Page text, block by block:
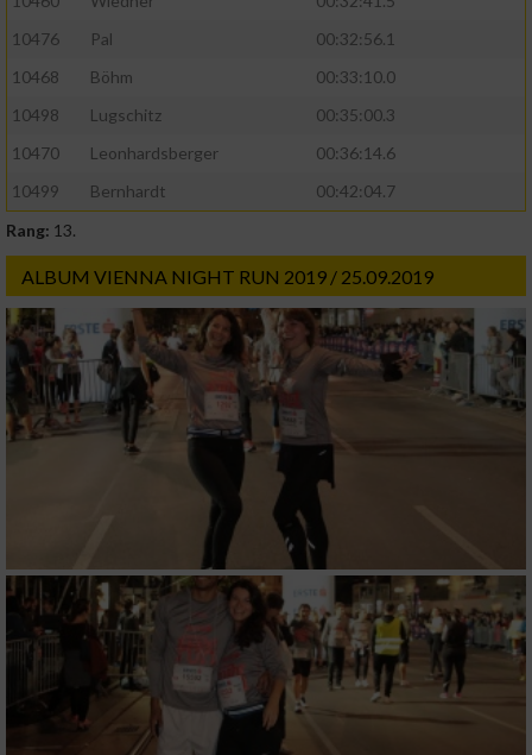
10476
Pal
00:32:56.1
10468
Böhm
00:33:10.0
10498
Lugschitz
00:35:00.3
10470
Leonhardsberger
00:36:14.6
10499
Bernhardt
00:42:04.7
Rang: 13.
ALBUM VIENNA NIGHT RUN 2019 / 25.09.2019